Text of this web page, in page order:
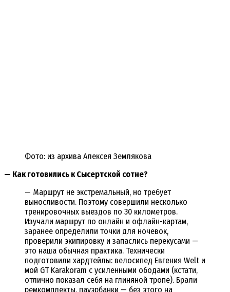
Фото: из архива Алексея Землякова
— Как готовились к Сысертской сотне?
— Маршрут не экстремальный, но требует
выносливости. Поэтому совершили несколько
тренировочных выездов по 30 километров.
Изучали маршрут по онлайн и офлайн-картам,
заранее определили точки для ночевок,
проверили экипировку и запаслись перекусами —
это наша обычная практика. Технически
подготовили хардтейлы: велосипед Евгения Welt и
мой GT Karakoram с усиленными ободами (кстати,
отлично показал себя на глиняной тропе). Брали
ремкомплекты, пауэрбанки — без этого на